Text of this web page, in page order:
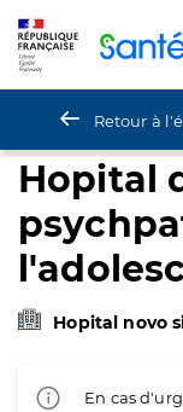
Retour à
Hopital
Hopital novo
En cas